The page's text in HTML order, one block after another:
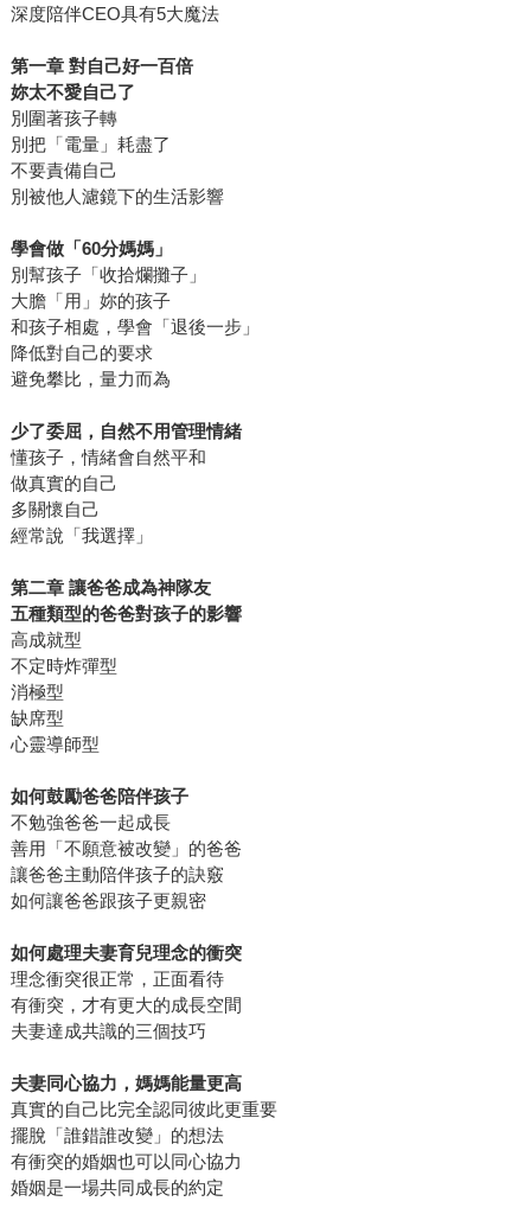
深度陪伴CEO具有5大魔法
第一章 對自己好一百倍
妳太不愛自己了
別圍著孩子轉
別把「電量」耗盡了
不要責備自己
別被他人濾鏡下的生活影響
學會做「60分媽媽」
別幫孩子「收拾爛攤子」
大膽「用」妳的孩子
和孩子相處，學會「退後一步」
降低對自己的要求
避免攀比，量力而為
少了委屈，自然不用管理情緒
懂孩子，情緒會自然平和
做真實的自己
多關懷自己
經常說「我選擇」
第二章 讓爸爸成為神隊友
五種類型的爸爸對孩子的影響
高成就型
不定時炸彈型
消極型
缺席型
心靈導師型
如何鼓勵爸爸陪伴孩子
不勉強爸爸一起成長
善用「不願意被改變」的爸爸
讓爸爸主動陪伴孩子的訣竅
如何讓爸爸跟孩子更親密
如何處理夫妻育兒理念的衝突
理念衝突很正常，正面看待
有衝突，才有更大的成長空間
夫妻達成共識的三個技巧
夫妻同心協力，媽媽能量更高
真實的自己比完全認同彼此更重要
擺脫「誰錯誰改變」的想法
有衝突的婚姻也可以同心協力
婚姻是一場共同成長的約定